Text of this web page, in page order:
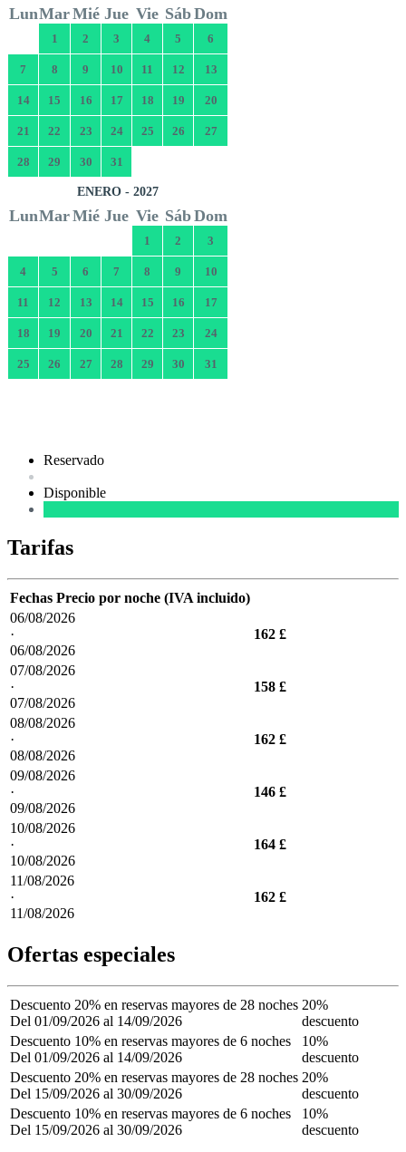
LunMarMié Jue Vie SábDom
1 2 3 4 5 6
7 8 9 10 11 12 13
14 15 16 17 18 19 20
21 22 23 24 25 26 27
28 29 30 31
ENERO - 2027
LunMarMié Jue Vie SábDom
1 2 3
4 5 6 7 8 9 10
11 12 13 14 15 16 17
18 19 20 21 22 23 24
25 26 27 28 29 30 31
Reservado
Disponible
Tarifas
Fechas Precio por noche (IVA incluido)
06/08/2026
·
06/08/2026
162 £
07/08/2026
·
07/08/2026
158 £
08/08/2026
·
08/08/2026
162 £
09/08/2026
·
09/08/2026
146 £
10/08/2026
·
10/08/2026
164 £
11/08/2026
·
11/08/2026
162 £
Ofertas especiales
Descuento 20% en reservas mayores de 28 noches
Del 01/09/2026 al 14/09/2026
20%
descuento
Descuento 10% en reservas mayores de 6 noches
Del 01/09/2026 al 14/09/2026
10%
descuento
Descuento 20% en reservas mayores de 28 noches
Del 15/09/2026 al 30/09/2026
20%
descuento
Descuento 10% en reservas mayores de 6 noches
Del 15/09/2026 al 30/09/2026
10%
descuento